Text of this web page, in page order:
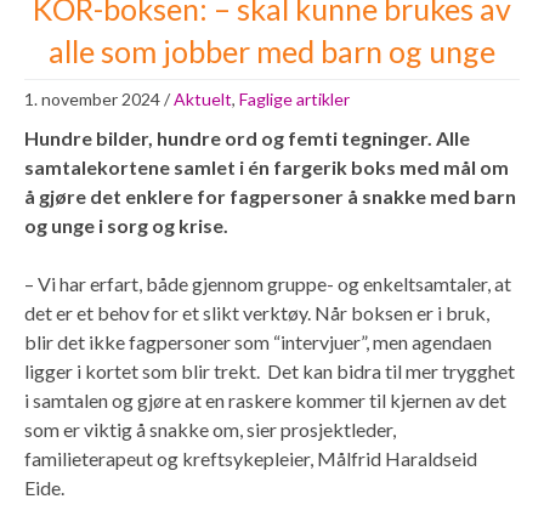
KOR-boksen: – skal kunne brukes av
alle som jobber med barn og unge
1. november 2024/Aktuelt, Faglige artikler
Hundre bilder, hundre ord og femti tegninger. Alle
samtalekortene samlet i én fargerik boks med mål om
å gjøre det enklere for fagpersoner å snakke med barn
og unge i sorg og krise.
– Vi har erfart, både gjennom gruppe- og enkeltsamtaler, at
det er et behov for et slikt verktøy. Når boksen er i bruk,
blir det ikke fagpersoner som “intervjuer”, men agendaen
ligger i kortet som blir trekt. Det kan bidra til mer trygghet
i samtalen og gjøre at en raskere kommer til kjernen av det
som er viktig å snakke om, sier prosjektleder,
familieterapeut og kreftsykepleier, Målfrid Haraldseid
Eide.